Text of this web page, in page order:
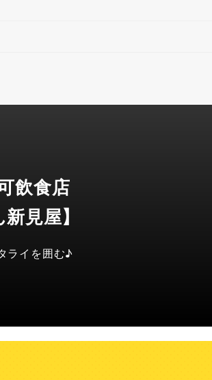
飲食店
見屋】
ライを囲む♪